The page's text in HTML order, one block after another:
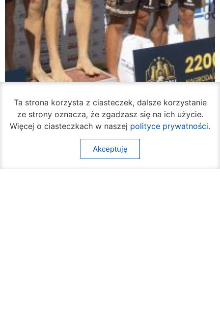
Ta strona korzysta z ciasteczek, dalsze korzystanie
ze strony oznacza, że zgadzasz się na ich użycie.
Więcej o ciasteczkach w naszej polityce prywatności.
Akceptuję